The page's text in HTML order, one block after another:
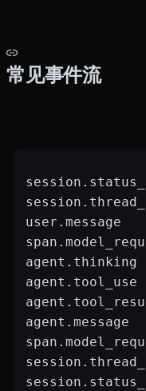
常见事件流
user.message
agent.thinking
agent.tool_use
agent.message